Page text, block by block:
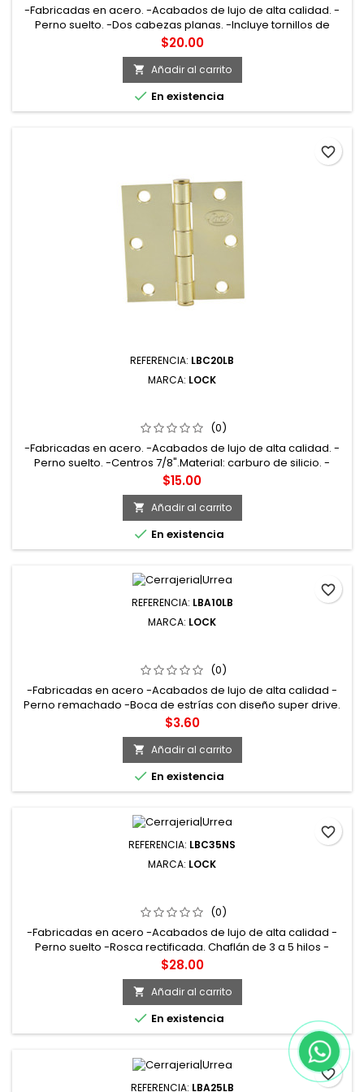
-Fabricadas en acero. -Acabados de lujo de alta calidad. -
Perno suelto. -Dos cabezas planas. -Incluye tornillos de
instalación. -Espesor de 2 mm. -Con 6 orificios.
Precio
$20.00
 Añadir al carrito
 En existencia
REFERENCIA: LBC20LB
MARCA: LOCK
(0)
-Fabricadas en acero. -Acabados de lujo de alta calidad. -
Perno suelto. -Centros 7/8".Material: carburo de silicio. -
Incluye tornillos de instalación.
Precio
$15.00
 Añadir al carrito
 En existencia
favorite_border
REFERENCIA: LBA10LB
MARCA: LOCK
(0)
-Fabricadas en acero -Acabados de lujo de alta calidad -
Perno remachado -Boca de estrías con diseño super drive.
Cuerpo ovalado para un agarre más cómodo
Precio
$3.60
 Añadir al carrito
 En existencia
favorite_border
REFERENCIA: LBC35NS
MARCA: LOCK
(0)
-Fabricadas en acero -Acabados de lujo de alta calidad -
Perno suelto -Rosca rectificada. Chaflán de 3 a 5 hilos -
Incluye tornillos de instalación
Precio
$28.00
 Añadir al carrito
 En existencia
favorite_border
REFERENCIA: LBA25LB
favorite_border